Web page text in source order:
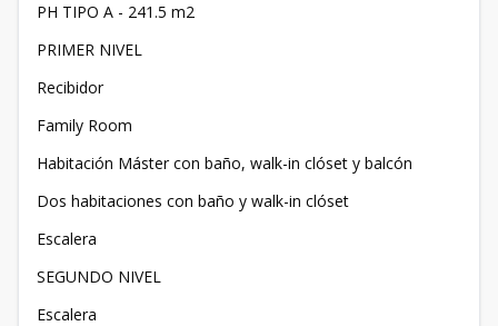
PH TIPO A - 241.5 m2
PRIMER NIVEL
Recibidor
Family Room
Habitación Máster con baño, walk-in clóset y balcón
Dos habitaciones con baño y walk-in clóset
Escalera
SEGUNDO NIVEL
Escalera